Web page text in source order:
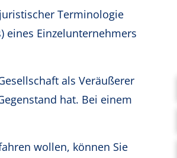
Terminologie
eines Einzelunternehmers
als Veräußerer
hat. Bei einem
wollen, können Sie